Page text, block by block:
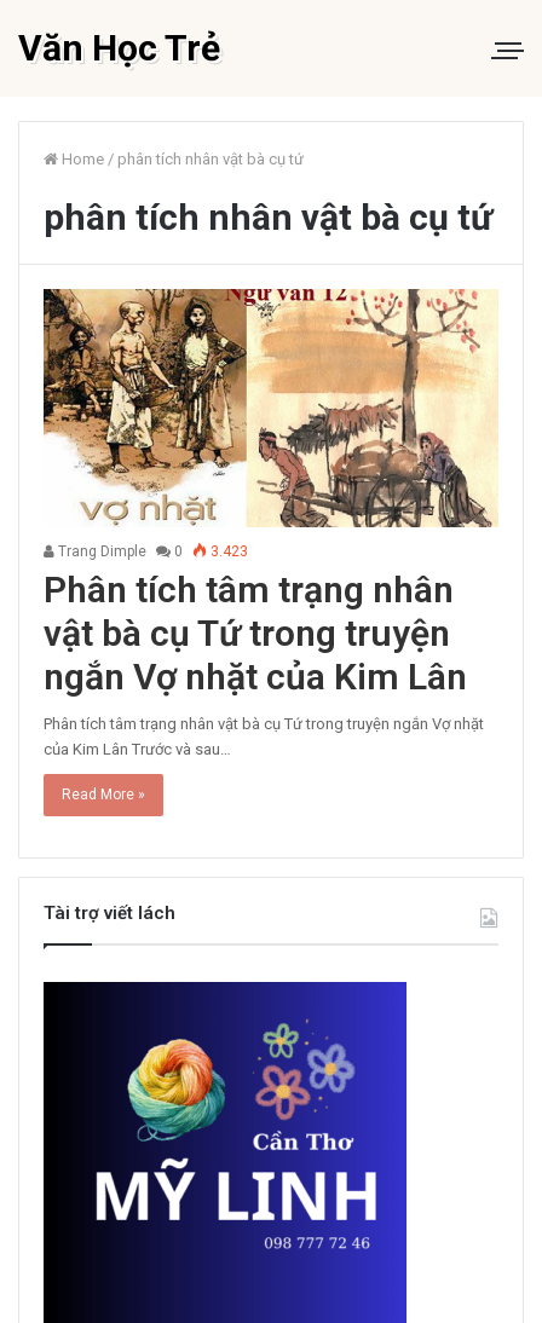
Văn Học Trẻ
Home / phân tích nhân vật bà cụ tứ
phân tích nhân vật bà cụ tứ
Trang Dimple 0 3.423
Phân tích tâm trạng nhân
vật bà cụ Tứ trong truyện
ngắn Vợ nhặt của Kim Lân
Phân tích tâm trạng nhân vật bà cụ Tứ trong truyện ngắn Vợ nhặt
của Kim Lân Trước và sau…
Read More »
Tài trợ viết lách